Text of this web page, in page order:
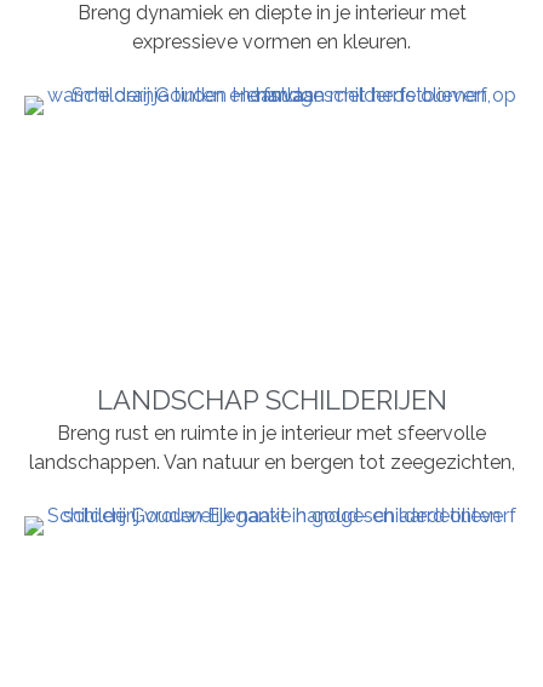
Breng dynamiek en diepte in je interieur met
expressieve vormen en kleuren.
LANDSCHAP SCHILDERIJEN
Breng rust en ruimte in je interieur met sfeervolle
landschappen. Van natuur en bergen tot zeegezichten,